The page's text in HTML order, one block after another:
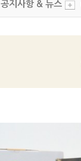
공지사항 & 뉴스